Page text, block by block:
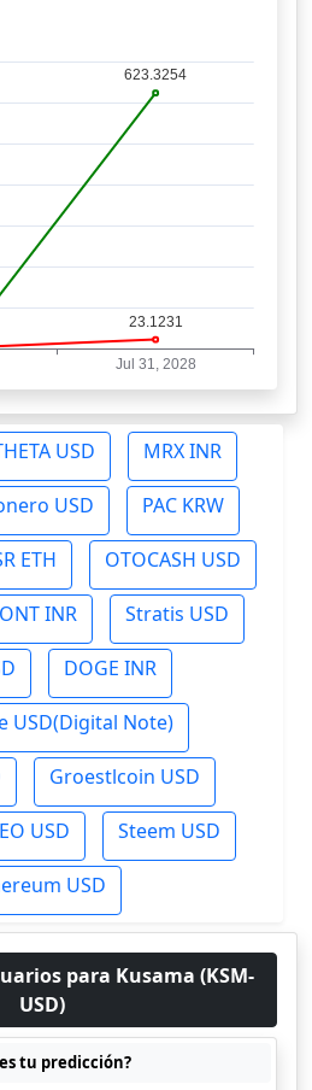
USD MRX INR
USD PAC KRW
ETH OTOCASH USD
ONT INR Stratis USD
DOGE INR
USD(Digital Note)
Groestlcoin USD
USD Steem USD
USD
para Kusama (KSM-
USD)
tu predicción?